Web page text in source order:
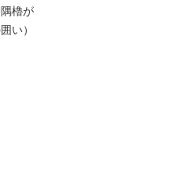
櫓が
い）